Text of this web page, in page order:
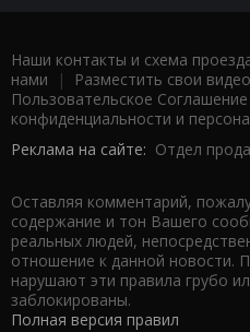
Наши контакты и схема
нами | Разместить свои
Пользовательское Соглашение
конфиденциальности и
Реклама на сайте: Отдел
Оставляя комментарий,
содержание и тон Вашего
реальных людей,
отношение к данной новости.
нарушают эти правила грубо
заблокированы.
Полная версия правил